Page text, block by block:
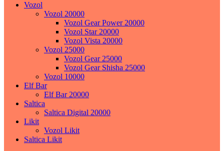
Vozol
Vozol 20000
Vozol Gear Power 20000
Vozol Star 20000
Vozol Vista 20000
Vozol 25000
Vozol Gear 25000
Vozol Gear Shisha 25000
Vozol 10000
Elf Bar
Elf Bar 20000
Saltica
Saltica Digital 20000
Likit
Vozol Likit
Saltica Likit